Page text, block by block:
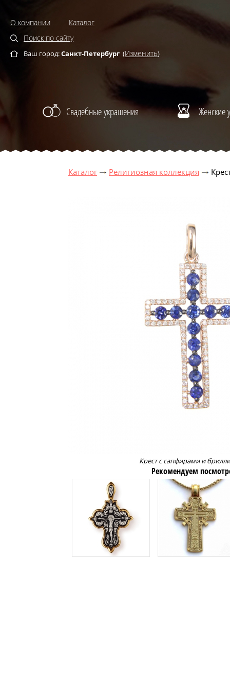
О компании
Каталог
Поиск по сайту
Ваш город:Санкт-Петербург (Изменить)
Свадебные украшения Женские
Каталог Религиозная коллекция
Крест с сапфирами и
Рекомендуем